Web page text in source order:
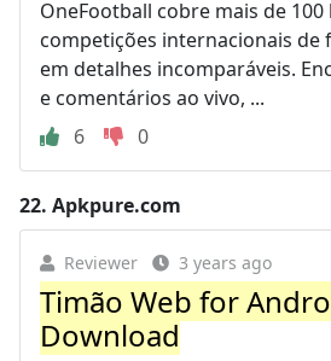
OneFootball cobre mais de 100
competições internacionais de
em detalhes incomparáveis.
e comentários ao vivo, ...
6
0
22. Apkpure.com
Reviewer 3 years ago
Timão Web for
Download